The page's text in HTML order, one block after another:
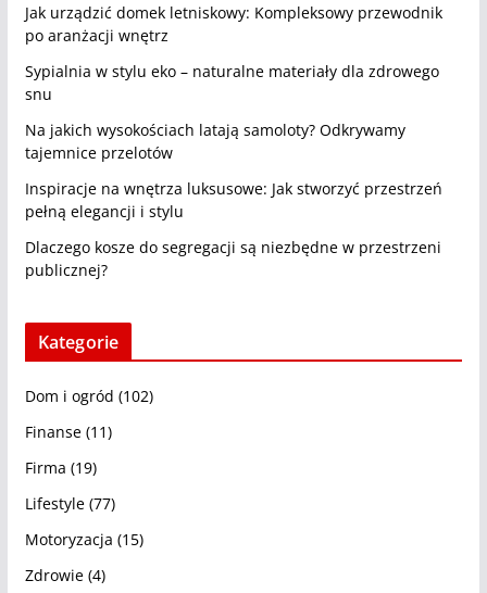
Jak urządzić domek letniskowy: Kompleksowy przewodnik
po aranżacji wnętrz
Sypialnia w stylu eko – naturalne materiały dla zdrowego
snu
Na jakich wysokościach latają samoloty? Odkrywamy
tajemnice przelotów
Inspiracje na wnętrza luksusowe: Jak stworzyć przestrzeń
pełną elegancji i stylu
Dlaczego kosze do segregacji są niezbędne w przestrzeni
publicznej?
Kategorie
Dom i ogród (102)
Finanse(11)
Firma (19)
Lifestyle(77)
Motoryzacja (15)
Zdrowie(4)